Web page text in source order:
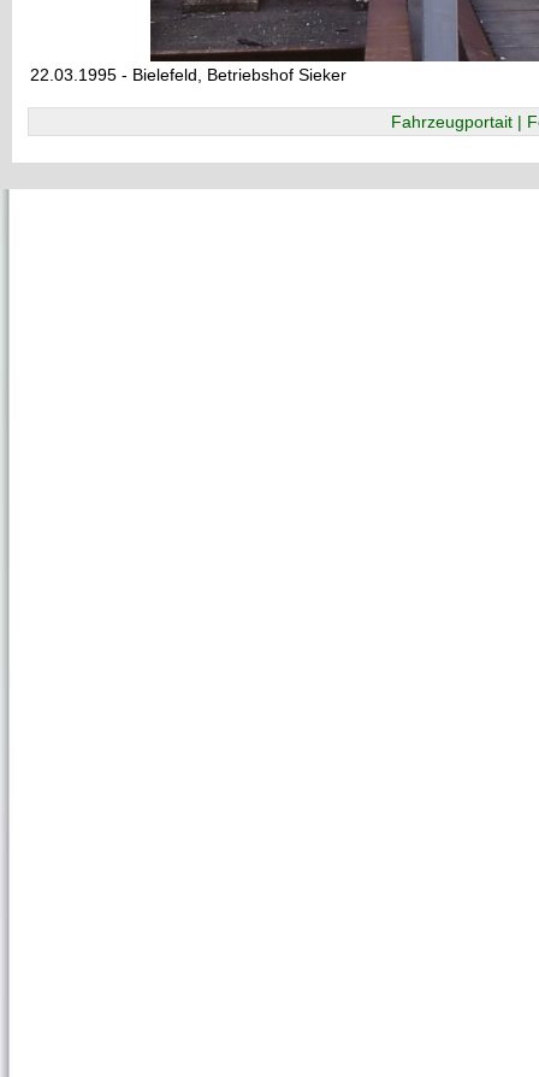
22.03.1995 - Bielefeld, Betriebshof Sieker
Fahrzeugportait |